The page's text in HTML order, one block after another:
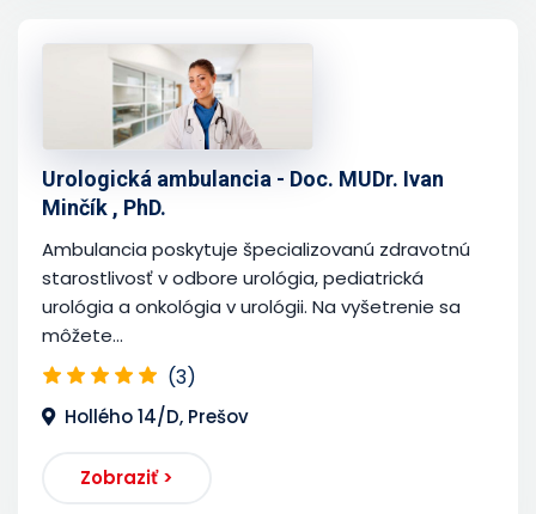
Urologická ambulancia - Doc. MUDr. Ivan
Minčík , PhD.
Ambulancia poskytuje špecializovanú zdravotnú
starostlivosť v odbore urológia, pediatrická
urológia a onkológia v urológii. Na vyšetrenie sa
môžete...
(3)
Hollého 14/D, Prešov
Zobraziť >